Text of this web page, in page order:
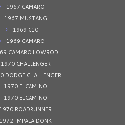
1967 CAMARO
1967 MUSTANG
1969 C10
1969 CAMARO
CAMARO LOWROD
1970 CHALLENGER
DODGE CHALLENGER
1970 ELCAMINO
1970 ELCAMINO
1970 ROADRUNNER
1972 IMPALA DONK